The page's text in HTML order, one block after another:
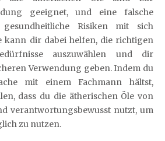
geeignet, und eine falsche
Risiken mit sich
kann dir dabei helfen, die richtigen
auszuwählen und dir
Verwendung geben. Indem du
mit einem Fachmann hältst,
dass du die ätherischen Öle von
verantwortungsbewusst nutzt, um
zu nutzen.